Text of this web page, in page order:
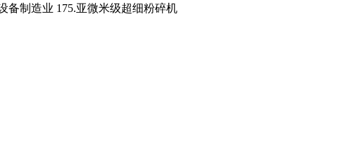
备制造业 175.亚微米级超细粉碎机